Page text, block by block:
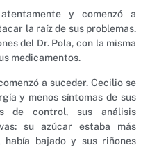
y comenzó a
la raíz de sus problemas.
del Dr. Pola, con la misma
medicamentos.
a suceder. Cecilio se
y menos síntomas de sus
de control, sus análisis
su azúcar estaba más
bajado y sus riñones